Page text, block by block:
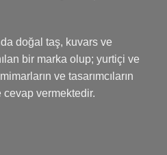
doğal taş, kuvars ve
bir marka olup; yurtiçi ve
ve tasarımcıların
vermektedir.